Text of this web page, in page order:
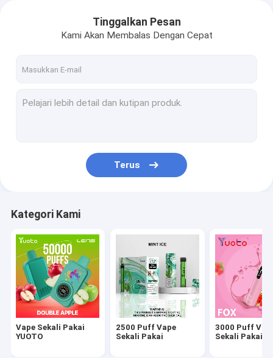
4000 Puff Vape Sekali Pakai
3500 Puff Vape Sekali Pakai
800 Puff Vape
Tinggalkan Pesan
Kami Akan Membalas Dengan Cepat
Terus
Kategori Kami
Vape Sekali Pakai
YUOTO
2500 Puff Vape
Sekali Pakai
3000 Puff
Sekali Pakai